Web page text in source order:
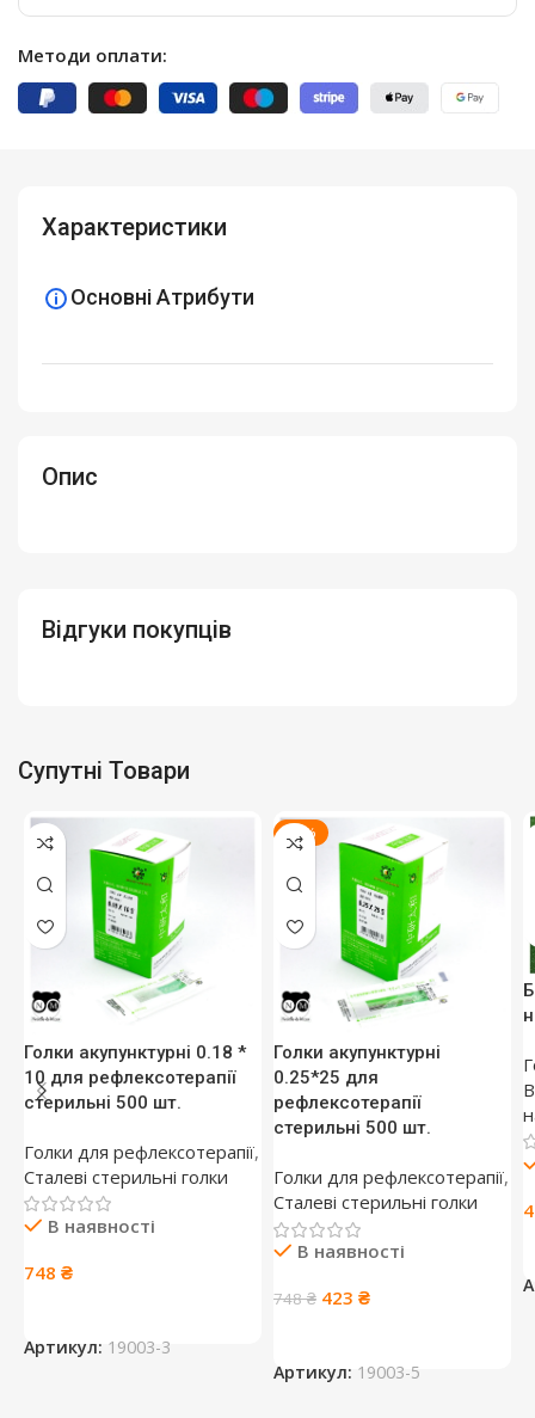
Методи оплати:
Опис
Характеристики
Основні Атрибути
Відгуки покупців
Супутні Товари
Голки акупунктурні 0.18 *
10 для рефлексотерапії
стерильні 500 шт.
Голки для рефлексотерапії,
Сталеві стерильні голки
В наявності
748 ₴
Артикул: 19003-3
-43%
Голки акупунктурні
0.25*25 для
рефлексотерапії
стерильні 500 шт.
Голки для рефлексотерапії,
Сталеві стерильні голки
В наявності
748₴ Оригінальна
423 ₴Поточна
Артикул: 19003-5